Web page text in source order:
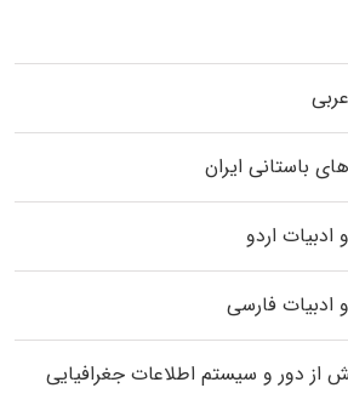
باستانی ایران
اردو
ادبیات فارسی
از دور و سیستم اطلاعات جغرافیایی